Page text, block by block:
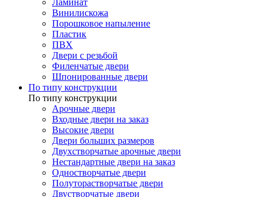
Ламинат
Винилискожа
Порошковое напыление
Пластик
ПВХ
Двери с резьбой
Филенчатые двери
Шпонированные двери
По типу конструкции
По типу конструкции
Арочные двери
Входные двери на заказ
Высокие двери
Двери больших размеров
Двухстворчатые арочные двери
Нестандартные двери на заказ
Одностворчатые двери
Полуторастворчатые двери
Двустворчатые двери